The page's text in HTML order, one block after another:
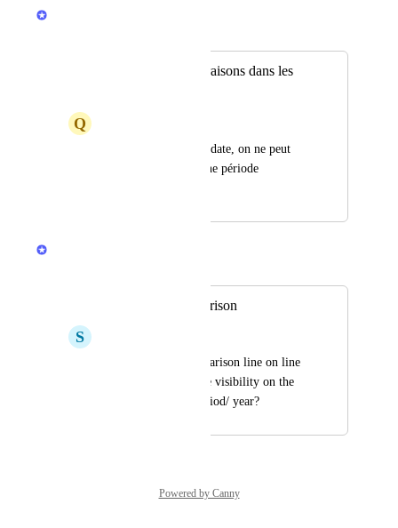
Jamie Mill
Ajouter les comparaisons dans les
Q
Dans une courbe par date, on ne peut
pas comparer avec une période
Jamie Mill
Line Graph comparison
S
Could we have comparison line on line
graph so we can have visibility on the
trend vs previous period/ year?
Powered by Canny